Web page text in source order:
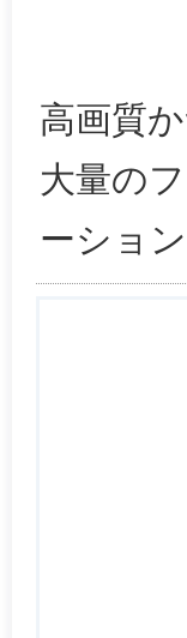
高画質
大量の
ーション